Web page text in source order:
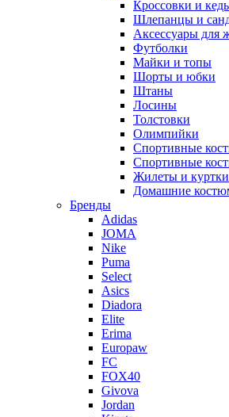
Кроссовки и
Шлепанцы и
Аксессуары для
Футболки
Майки и топы
Шорты и юбки
Штаны
Лосины
Толстовки
Олимпийки
Спортивные
Спортивные
Жилеты и куртки
Домашние
Бренды
Adidas
JOMA
Nike
Puma
Select
Asics
Diadora
Elite
Erima
Europaw
FC
FOX40
Givova
Jordan